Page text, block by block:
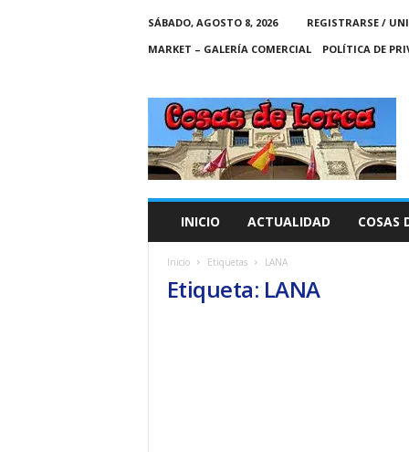
SÁBADO, AGOSTO 8, 2026
REGISTRARSE /
MARKET – GALERÍA COMERCIAL
POLÍTICA DE
C
A
S
INICIO ACTUALIDAD COSAS
Inicio Etiquetas LANA
Etiqueta: LANA